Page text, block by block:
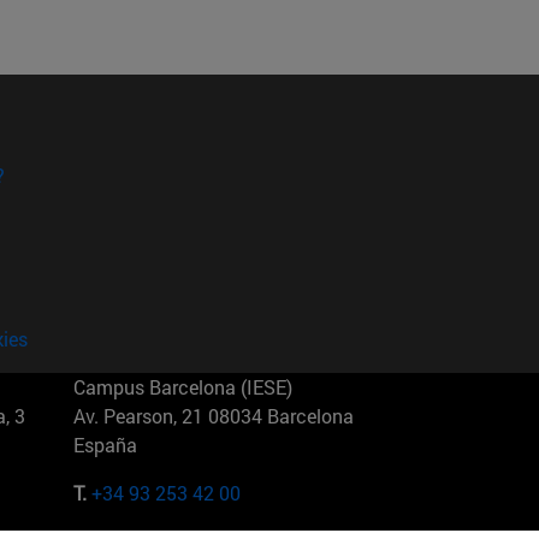
3
Campus Barcelona (IESE)
Av. Pearson, 21 08034 Barcelona
España
T.+34 93 253 42 00